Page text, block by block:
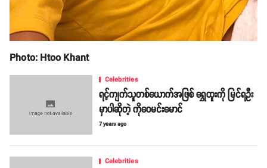
Photo: Htoo Khant
Celebrities
ရင့်ကျက်သူတစ်ယောက်အဖြစ် ရွှေထူးကို မြင်ရဦး
မှာပါဆိုတဲ့ ကိုဝေမင်းမောင်
7 years ago
Celebrities